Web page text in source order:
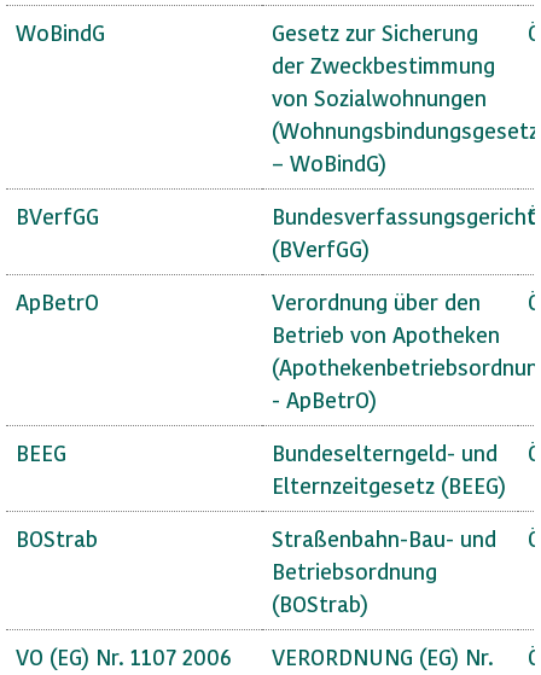
WoBindG
Gesetz zur Sicherung
der Zweckbestimmung
von Sozialwohnungen
(Wohnungsbindungsgesetz
– WoBindG)
BVerfGG
(BVerfGG)
ApBetrO
Verordnung über den
Betrieb von Apotheken
- ApBetrO)
BEEG
Bundeselterngeld- und
Elternzeitgesetz (BEEG)
BOStrab
Straßenbahn-Bau- und
Betriebsordnung
(BOStrab)
VO (EG) Nr. 1107 2006
VERORDNUNG (EG) Nr.